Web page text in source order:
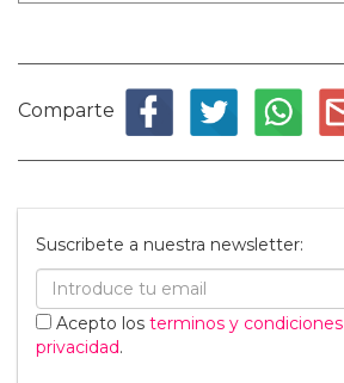
Comparte
Suscribete a nuestra newsletter:
Acepto los terminos y condiciones
privacidad.